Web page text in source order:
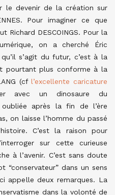
le devenir de la création sur
Pour imaginer ce que
Richard DESCOINGS. Pour la
on a cherché Éric
s’agit du futur, c’est à la
pourtant plus conforme à la
(cfl’excellente caricature
avec un dinosaure du
après la fin de l’ère
on laisse l’homme du passé
C’est la raison pour
sur cette curieuse
à l’avenir. C’est sans doute
dans un sens
appelle deux remarques. La
dans la volonté de